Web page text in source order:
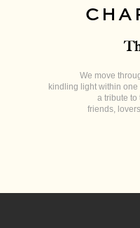
We move
kindling light within
a tribute to
friends,